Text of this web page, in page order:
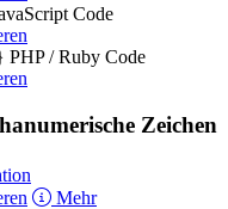
Code
PHP / Ruby Code
Zeichen
Mehr